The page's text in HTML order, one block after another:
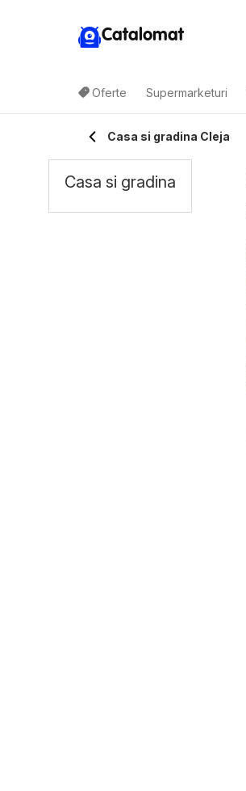
Catalomat
Oferte Supermarketuri
Casa si gradina Cleja
Casa si gradina